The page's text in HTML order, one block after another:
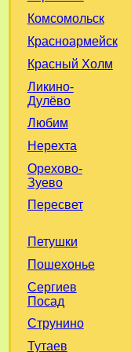
Комсомольск
Красноармейск
Красный Холм
Ликино-
Дулёво
Любим
Нерехта
Орехово-
Зуево
Пересвет
Петушки
Пошехонье
Сергиев
Посад
Струнино
Тутаев